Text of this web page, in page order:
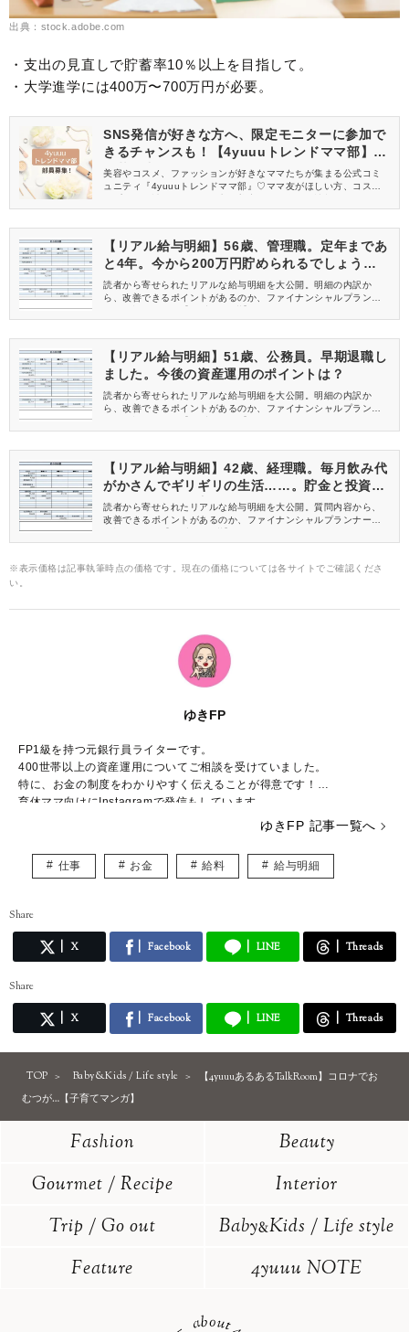
出典：stock.adobe.com
・支出の見直しで貯蓄率10％以上を目指して。
・大学進学には400万〜700万円が必要。
SNS発信が好きな方へ、限定モニターに参加で
きるチャンスも！【4yuuuトレンドママ部】部
員募集中
美容やコスメ、ファッションが好きなママたちが集まる公式コミ
ュニティ『4yuuuトレンドママ部』♡ママ友がほしい方、コスメサ
信してくれる方を募集しています！
【リアル給与明細】56歳、管理職。定年まであ
と4年。今から200万円貯められるでしょう
か……？
読者から寄せられたリアルな給与明細を大公開。明細の内訳か
ら、改善できるポイントがあるのか、ファイナンシャルプランナ
【リアル給与明細】51歳、公務員。早期退職し
ました。今後の資産運用のポイントは？
読者から寄せられたリアルな給与明細を大公開。明細の内訳か
ら、改善できるポイントがあるのか、ファイナンシャルプランナ
【リアル給与明細】42歳、経理職。毎月飲み代
がかさんでギリギリの生活……。貯金と投資の
バランスの取り方は？
読者から寄せられたリアルな給与明細を大公開。質問内容から、
改善できるポイントがあるのか、ファイナンシャルプランナーが
※表示価格は記事執筆時点の価格です。現在の価格については各サイトでご確認くださ
い。
ゆきFP
FP1級を持つ元銀行員ライターです。
400世帯以上の資産運用についてご相談を受けていました。
特に、お金の制度をわかりやすく伝えることが得意です！
育休ママ向けにInstagramで発信もしています。
ゆきFP 記事一覧へ
仕事 お金 給料 給与明細
Share
X Facebook LINE Threads
Share
X Facebook LINE Threads
TOP Baby&Kids / Life style
【4yuuuあるあるTalkRoom】コロナでお
むつが…【子育てマンガ】
Fashion
Beauty
Gourmet / Recipe
Interior
Trip / Go out
Baby&Kids / Life style
Feature
4yuuu NOTE